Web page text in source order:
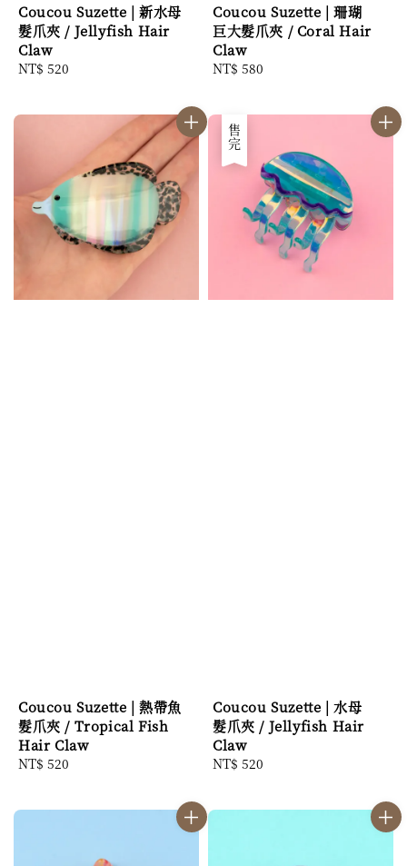
Coucou Suzette | 新水母
髮爪夾 / Jellyfish Hair
Claw
Regular
NT$ 520
Coucou Suzette | 珊瑚
巨大髮爪夾 / Coral Hair
Claw
Regular
NT$ 580
Coucou Suzette | 熱帶魚
髮爪夾 / Tropical Fish
Hair Claw
Regular
NT$ 520
售完
Coucou Suzette | 水母
髮爪夾 / Jellyfish Hair
Claw
Regular
NT$ 520